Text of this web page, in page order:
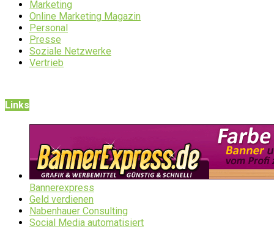
Marketing
Online Marketing Magazin
Personal
Presse
Soziale Netzwerke
Vertrieb
Links
Bannerexpress
Geld verdienen
Nabenhauer Consulting
Social Media automatisiert